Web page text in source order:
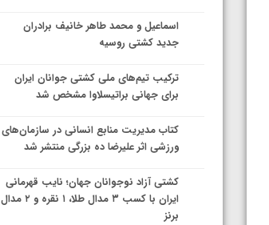
اسماعیل و محمد طاهر خانیف برادران
جدید کشتی روسیه
ترکیب تیم‌های ملی کشتی جوانان ایران
برای جهانی براتیسلاوا مشخص شد
کتاب مدیریت منابع انسانی در سازمان‌های
ورزشی اثر علیرضا ده بزرگی منتشر شد
کشتی آزاد نوجوانان جهان؛ نایب قهرمانی
ایران با کسب ۳ مدال طلا، ۱ نقره و ۲ مدال
برنز